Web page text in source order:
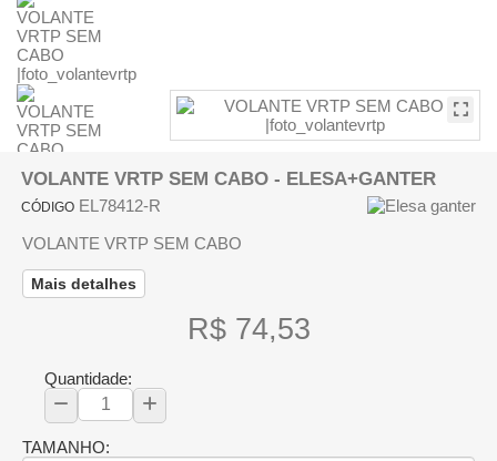
VOLANTE VRTP SEM CABO - ELESA+GANTER
CÓDIGO EL78412-R
VOLANTE VRTP SEM CABO
Mais detalhes
R$ 74,53
Quantidade:
TAMANHO: